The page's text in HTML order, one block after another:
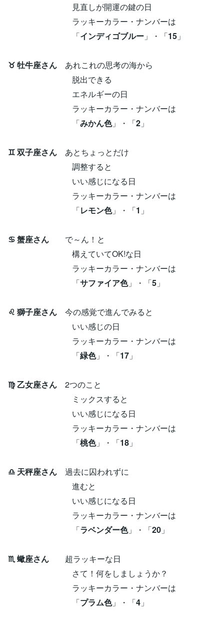
見直しが開運の鍵の日
ラッキーカラー・ナンバーは
「インディゴブルー 」・「15 」
♉ 牡牛座さん あれこれの思考の海から
脱出できる
エネルギーの日
ラッキーカラー・ナンバーは
「みかん色」・「2 」
♊ 双子座さん あとちょっとだけ
調整すると
いい感じになる日
ラッキーカラー・ナンバーは
「レモン色」・「1 」
♋ 蟹座さん で～ん！と
構えていてOK!な日
ラッキーカラー・ナンバーは
「サファイア色」・「5 」
♌ 獅子座さん 今の感覚で進んでみると
いい感じの日
ラッキーカラー・ナンバーは
「緑色」・「17 」
♍ 乙女座さん 2つのこと
ミックスすると
いい感じになる日
ラッキーカラー・ナンバーは
「桃色」・「18 」
♎ 天秤座さん 過去に囚われずに
進むと
いい感じになる日
ラッキーカラー・ナンバーは
「ラベンダー色」・「20 」
♏ 蠍座さん 超ラッキーな日
さて！何をしましょうか？
ラッキーカラー・ナンバーは
「プラム色」・「4 」